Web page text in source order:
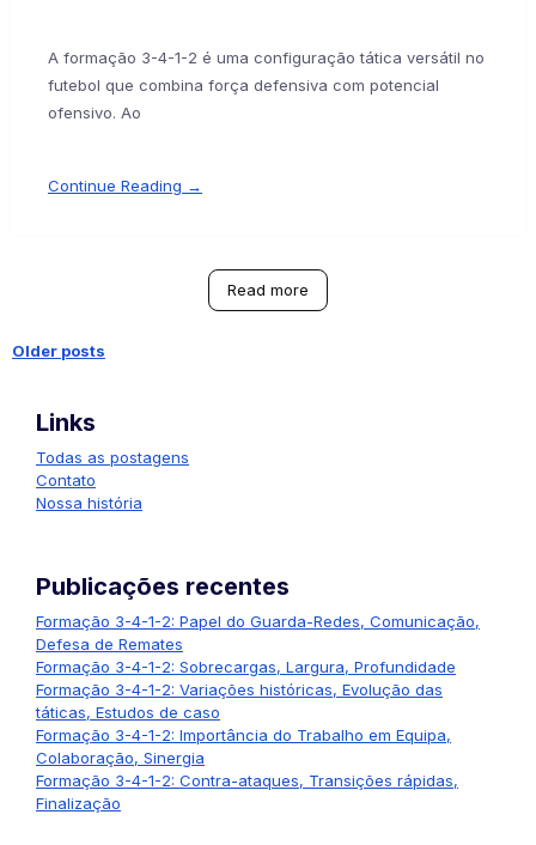
A formação 3-4-1-2 é uma configuração tática versátil no
futebol que combina força defensiva com potencial
ofensivo. Ao
Continue Reading →
Read more
Posts
navigation
Older posts
Links
Todas as postagens
Contato
Nossa história
Publicações recentes
Formação 3-4-1-2: Papel do Guarda-Redes, Comunicação,
Defesa de Remates
Formação 3-4-1-2: Sobrecargas, Largura, Profundidade
Formação 3-4-1-2: Variações históricas, Evolução das
táticas, Estudos de caso
Formação 3-4-1-2: Importância do Trabalho em Equipa,
Colaboração, Sinergia
Formação 3-4-1-2: Contra-ataques, Transições rápidas,
Finalização